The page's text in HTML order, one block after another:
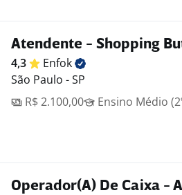
Atendente - Shopping
4,3
Enfok
São Paulo - SP
R$ 2.100,00
Ensino Médio
Operador(A) De Caixa -